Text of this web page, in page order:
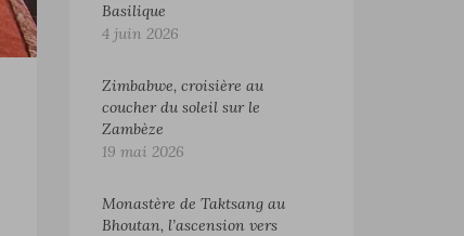
Basilique
4 juin 2026
Zimbabwe, croisière au
coucher du soleil sur le
Zambèze
19 mai 2026
Monastère de Taktsang au
Bhoutan, l’ascension vers